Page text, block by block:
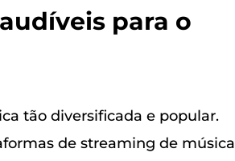
para o
tão diversificada e popular.
de streaming de música